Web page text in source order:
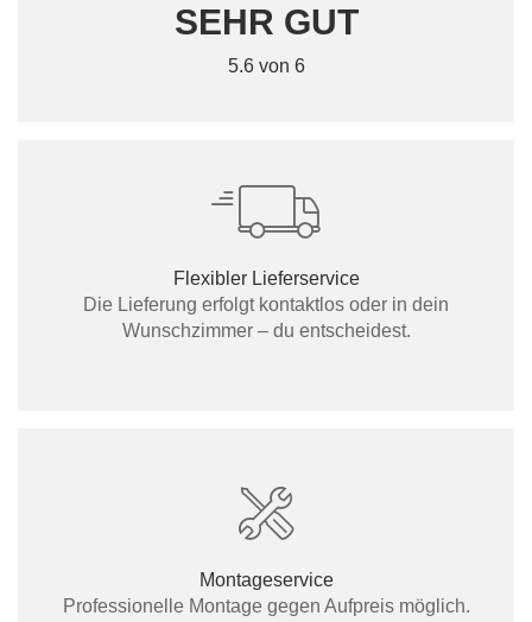
SEHR GUT
5.6 von 6
Flexibler Lieferservice
Die Lieferung erfolgt kontaktlos oder in dein
Wunschzimmer – du entscheidest.
Montageservice
Professionelle Montage gegen Aufpreis möglich.